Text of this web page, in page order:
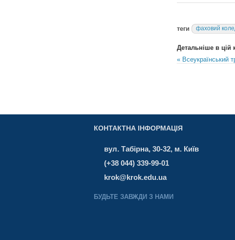
теги фаховий
Детальніше в цій
« Всеукраїнський
КОНТАКТНА ІНФОРМАЦІЯ
вул. Табірна, 30-32, м. Київ
(+38 044) 339-99-01
krok@krok.edu.ua
БУДЬТЕ ЗАВЖДИ З НАМИ